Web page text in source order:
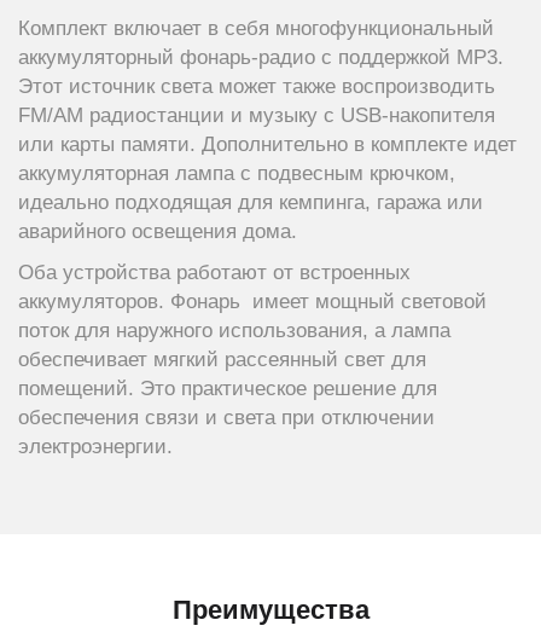
Комплект включает в себя многофункциональный
аккумуляторный фонарь-радио с поддержкой MP3.
Этот источник света может также воспроизводить
FM/AM радиостанции и музыку с USB-накопителя
или карты памяти. Дополнительно в комплекте идет
аккумуляторная лампа с подвесным крючком,
идеально подходящая для кемпинга, гаража или
аварийного освещения дома.
Оба устройства работают от встроенных
аккумуляторов. Фонарь имеет мощный световой
поток для наружного использования, а лампа
обеспечивает мягкий рассеянный свет для
помещений. Это практическое решение для
обеспечения связи и света при отключении
электроэнергии.
Преимущества